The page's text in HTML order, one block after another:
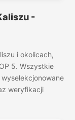
-
i okolicach,
5. Wszystkie
weryfikacji